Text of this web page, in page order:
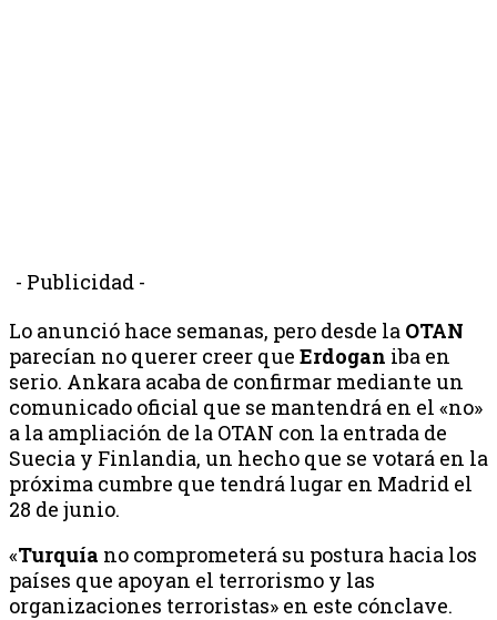
- Publicidad -
Lo anunció hace semanas, pero desde la OTAN
parecían no querer creer que Erdogan iba en
serio. Ankara acaba de confirmar mediante un
comunicado oficial que se mantendrá en el «no»
a la ampliación de la OTAN con la entrada de
Suecia y Finlandia, un hecho que se votará en la
próxima cumbre que tendrá lugar en Madrid el
28 de junio.
«Turquía no comprometerá su postura hacia los
países que apoyan el terrorismo y las
organizaciones terroristas» en este cónclave.